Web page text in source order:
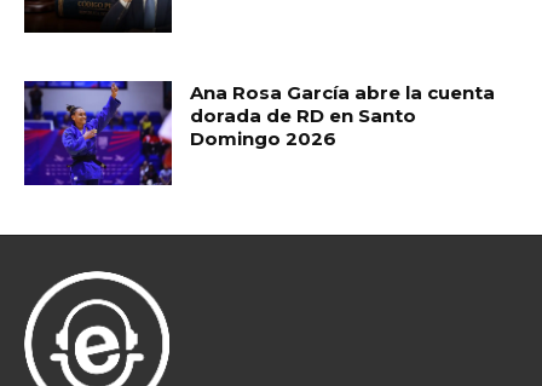
Ana Rosa García abre la cuenta
dorada de RD en Santo
Domingo 2026